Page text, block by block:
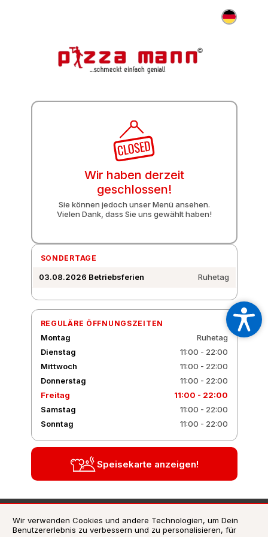
DE
Wir haben derzeit
geschlossen!
Sie können jedoch unser Menü ansehen.
Vielen Dank, dass Sie uns gewählt haben!
SONDERTAGE
03.08.2026 Betriebsferien Ruhetag
REGULÄRE ÖFFNUNGSZEITEN
Montag
Ruhetag
Dienstag
11:00 - 22:00
Mittwoch
11:00 - 22:00
Donnerstag
11:00 - 22:00
Freitag
11:00 - 22:00
Samstag
11:00 - 22:00
Sonntag
11:00 - 22:00
Speisekarte anzeigen!
AGB
Datenschutzerklärung
Wir verwenden Cookies und andere Technologien, um Dein
Benutzererlebnis zu verbessern und zu personalisieren, für